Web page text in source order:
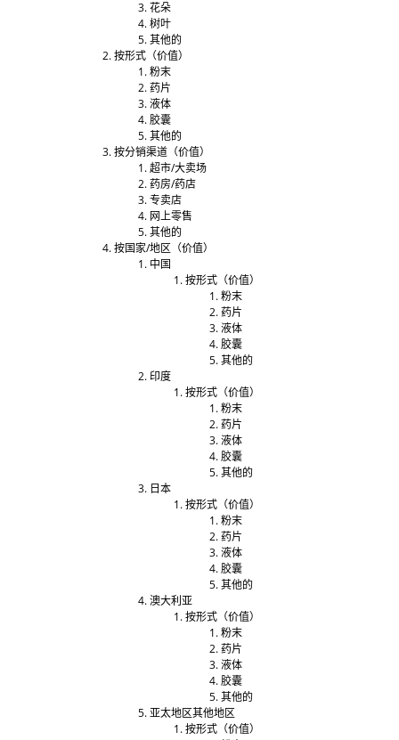
花朵
树叶
其他的
按形式（价值）
粉末
药片
液体
胶囊
其他的
按分销渠道（价值）
超市/大卖场
药房/药店
专卖店
网上零售
其他的
按国家/地区（价值）
中国
按形式（价值）
粉末
药片
液体
胶囊
其他的
印度
按形式（价值）
粉末
药片
液体
胶囊
其他的
日本
按形式（价值）
粉末
药片
液体
胶囊
其他的
澳大利亚
按形式（价值）
粉末
药片
液体
胶囊
其他的
亚太地区其他地区
按形式（价值）